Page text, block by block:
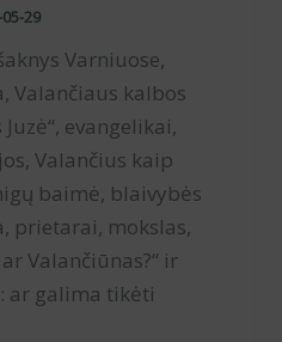
29
Varniuose,
Valančiaus kalbos
evangelikai,
Valančius kaip
baimė, blaivybės
prietarai, mokslas,
Valančiūnas?“ ir
ar galima tikėti